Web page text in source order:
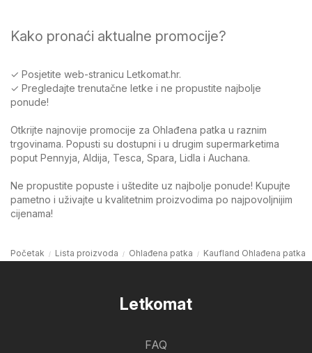
Kako pronaći aktualne promocije?
✓ Posjetite web-stranicu Letkomat.hr.
✓ Pregledajte trenutačne letke i ne propustite najbolje
ponude!
Otkrijte najnovije promocije za Ohlađena patka u raznim
trgovinama. Popusti su dostupni i u drugim supermarketima
poput Pennyja, Aldija, Tesca, Spara, Lidla i Auchana.
Ne propustite popuste i uštedite uz najbolje ponude! Kupujte
pametno i uživajte u kvalitetnim proizvodima po najpovoljnijim
cijenama!
Početak Lista proizvoda Ohlađena patka Kaufland Ohlađena patka
Letkomat
FAQ